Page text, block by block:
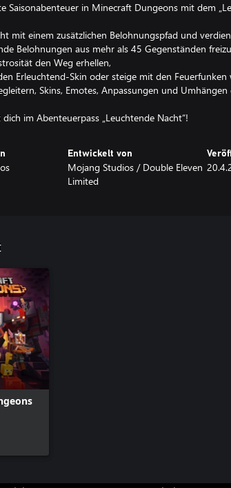
Saisonabenteuer in Minecraft Dungeons mit dem
mit einem zusätzlichen Belohnungspfad und
Belohnungen aus mehr als 45 Gegenständen
den Weg erhellen,
Erleuchtend-Skin oder steige mit den Feuerfunken
Skins, Emotes, Anpassungen und
im Abenteuerpass „Leuchtende Nacht“!
Entwickelt von
Mojang Studios / Double Eleven
Limited